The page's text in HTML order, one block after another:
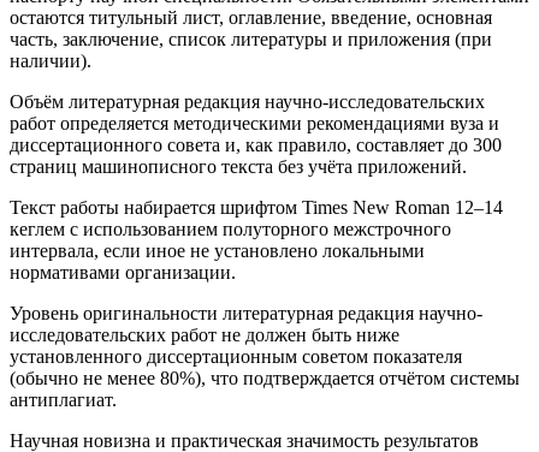
остаются титульный лист, оглавление, введение, основная
часть, заключение, список литературы и приложения (при
наличии).
Объём литературная редакция научно-исследовательских
работ определяется методическими рекомендациями вуза и
диссертационного совета и, как правило, составляет до 300
страниц машинописного текста без учёта приложений.
Текст работы набирается шрифтом Times New Roman 12–14
кеглем с использованием полуторного межстрочного
интервала, если иное не установлено локальными
нормативами организации.
Уровень оригинальности литературная редакция научно-
исследовательских работ не должен быть ниже
установленного диссертационным советом показателя
(обычно не менее 80%), что подтверждается отчётом системы
антиплагиат.
Научная новизна и практическая значимость результатов